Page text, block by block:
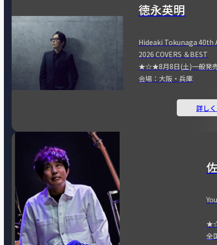
徳永英明
Hideaki Tokunaga 40th
2026 COVERS ＆BEST
★☆★8月8日(土)一般
会場：大阪・兵庫
詳し
全